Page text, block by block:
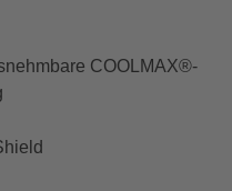
COOLMAX®-